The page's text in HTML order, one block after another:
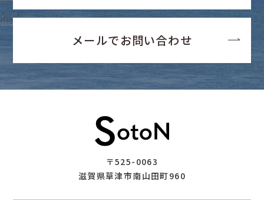
メールでお問い合わせ
〒525-0063
滋賀県草津市南山田町960